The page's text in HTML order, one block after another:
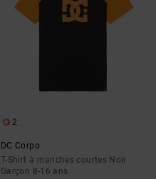
2
DC Corpo
T-Shirt à manches courtes Noir
Garçon 8-16 ans